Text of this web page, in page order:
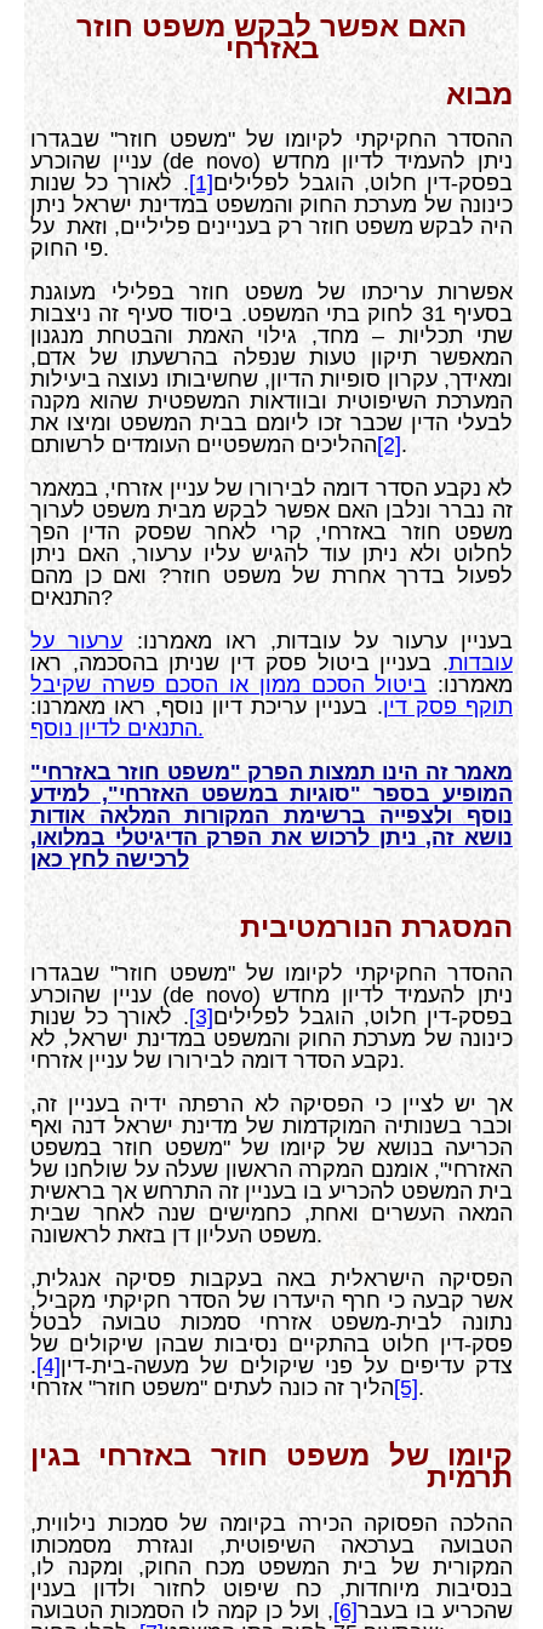
האם אפשר לבקש משפט חוזר
באזרחי
מבוא
ההסדר החקיקתי לקיומו של "משפט חוזר" שבגדרו
ניתן להעמיד לדיון מחדש (de novo) עניין שהוכרע
בפסק-דין חלוט, הוגבל לפלילים[1]. לאורך כל שנות
כינונה של מערכת החוק והמשפט במדינת ישראל ניתן
היה לבקש משפט חוזר רק בעניינים פליליים, וזאת על
פי החוק.
אפשרות עריכתו של משפט חוזר בפלילי מעוגנת
בסעיף 31 לחוק בתי המשפט. ביסוד סעיף זה ניצבות
שתי תכליות – מחד, גילוי האמת והבטחת מנגנון
המאפשר תיקון טעות שנפלה בהרשעתו של אדם,
ומאידך, עקרון סופיות הדיון, שחשיבותו נעוצה ביעילות
המערכת השיפוטית ובוודאות המשפטית שהוא מקנה
לבעלי הדין שכבר זכו ליומם בבית המשפט ומיצו את
ההליכים המשפטיים העומדים לרשותם[2].
לא נקבע הסדר דומה לבירורו של עניין אזרחי, במאמר
זה נברר ונלבן האם אפשר לבקש מבית משפט לערוך
משפט חוזר באזרחי, קרי לאחר שפסק הדין הפך
לחלוט ולא ניתן עוד להגיש עליו ערעור, האם ניתן
לפעול בדרך אחרת של משפט חוזר? ואם כן מהם
התנאים?
בעניין ערעור על עובדות, ראו מאמרנו: ערעור על
עובדות. בעניין ביטול פסק דין שניתן בהסכמה, ראו
מאמרנו: ביטול הסכם ממון או הסכם פשרה שקיבל
תוקף פסק דין. בעניין עריכת דיון נוסף, ראו מאמרנו:
התנאים לדיון נוסף.
מאמר זה הינו תמצות הפרק "משפט חוזר באזרחי"
המופיע בספר "סוגיות במשפט האזרחי", למידע
נוסף ולצפייה ברשימת המקורות המלאה אודות
נושא זה, ניתן לרכוש את הפרק הדיגיטלי במלואו,
לרכישה לחץ כאן
המסגרת הנורמטיבית
ההסדר החקיקתי לקיומו של "משפט חוזר" שבגדרו
ניתן להעמיד לדיון מחדש (de novo) עניין שהוכרע
בפסק-דין חלוט, הוגבל לפלילים[3]. לאורך כל שנות
כינונה של מערכת החוק והמשפט במדינת ישראל, לא
נקבע הסדר דומה לבירורו של עניין אזרחי.
אך יש לציין כי הפסיקה לא הרפתה ידיה בעניין זה,
וכבר בשנותיה המוקדמות של מדינת ישראל דנה ואף
הכריעה בנושא של קיומו של "משפט חוזר במשפט
האזרחי", אומנם המקרה הראשון שעלה על שולחנו של
בית המשפט להכריע בו בעניין זה התרחש אך בראשית
המאה העשרים ואחת, כחמישים שנה לאחר שבית
משפט העליון דן בזאת לראשונה.
הפסיקה הישראלית באה בעקבות פסיקה אנגלית,
אשר קבעה כי חרף היעדרו של הסדר חקיקתי מקביל,
נתונה לבית-משפט אזרחי סמכות טבועה לבטל
פסק-דין חלוט בהתקיים נסיבות שבהן שיקולים של
צדק עדיפים על פני שיקולים של מעשה-בית-דין[4]
.
הליך זה כונה לעתים "משפט חוזר" אזרחי[5].
קיומו של משפט חוזר באזרחי בגין
תרמית
ההלכה הפסוקה הכירה בקיומה של סמכות נילווית,
הטבועה בערכאה השיפוטית, ונגזרת מסמכותו
המקורית של בית המשפט מכח החוק, ומקנה לו,
בנסיבות מיוחדות, כח שיפוט לחזור ולדון בענין
שהכריע בו בעבר[6], ועל כן קמה לו הסמכות הטבועה